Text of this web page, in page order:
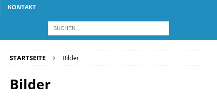
KONTAKT
STARTSEITE Bilder
Bilder